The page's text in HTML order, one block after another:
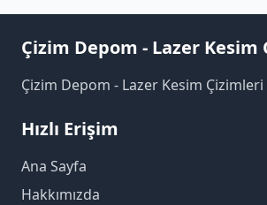
Çizim Depom - Lazer Kesim
Çizim Depom - Lazer Kesim Çizimleri
Hızlı Erişim
Ana Sayfa
Hakkımızda